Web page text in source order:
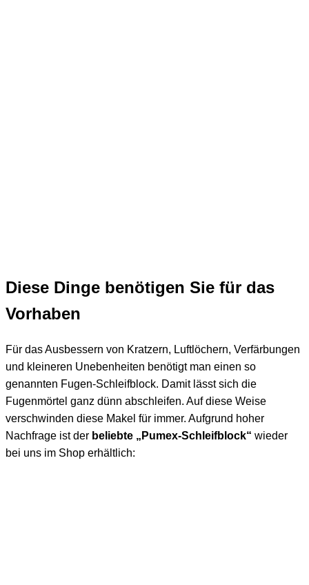
Diese Dinge benötigen Sie für das
Vorhaben
Für das Ausbessern von Kratzern, Luftlöchern, Verfärbungen
und kleineren Unebenheiten benötigt man einen so
genannten Fugen-Schleifblock. Damit lässt sich die
Fugenmörtel ganz dünn abschleifen. Auf diese Weise
verschwinden diese Makel für immer. Aufgrund hoher
Nachfrage ist der beliebte „Pumex-Schleifblock“ wieder
bei uns im Shop erhältlich: